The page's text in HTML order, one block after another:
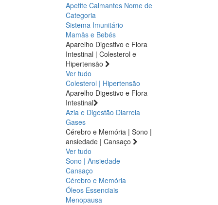
Apetite Calmantes Nome de
Categoria
Sistema Imunitário
Mamãs e Bebés
Aparelho Digestivo e Flora
Intestinal | Colesterol e
Hipertensão
Ver tudo
Colesterol | Hipertensão
Aparelho Digestivo e Flora
Intestinal
Azia e Digestão Diarreia
Gases
Cérebro e Memória | Sono |
ansiedade | Cansaço
Ver tudo
Sono | Ansiedade
Cansaço
Cérebro e Memória
Óleos Essenciais
Menopausa